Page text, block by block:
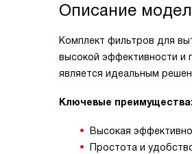
Описание
Комплект фильтров для
высокой эффективности и
является идеальным
Ключевые преимущества:
Высокая
Простота и